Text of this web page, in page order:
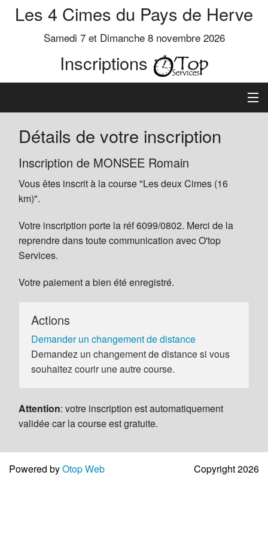
Les 4 Cimes du Pays de Herve
Samedi 7 et Dimanche 8 novembre 2026
Inscriptions
Inscription
Préinscrits
Informations
Détails de votre inscription
Inscription de MONSEE Romain
Vous êtes inscrit à la course "Les deux Cimes (16
km)".
Votre inscription porte la réf 6099/0802. Merci de la
reprendre dans toute communication avec O'top
Services.
Votre paiement a bien été enregistré.
Actions
Demander un changement de distance
Demandez un changement de distance si vous
souhaitez courir une autre course.
Attention: votre inscription est automatiquement
validée car la course est gratuite.
Powered byOtop Web Copyright 2026